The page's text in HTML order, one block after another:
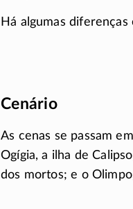
Há algumas
Cenário
As cenas se passam
Ogígia, a ilha de
dos mortos; e o